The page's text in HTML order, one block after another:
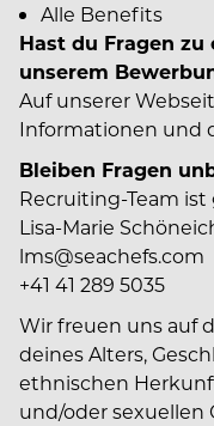
Alle Benefits
Hast du Fragen
unserem
Auf unserer
Informationen und
Bleiben Fragen
Recruiting-Team
Lisa-Marie
lms@seachefs.com
+41 41 289 5035
Wir freuen uns auf
deines Alters,
ethnischen
und/oder